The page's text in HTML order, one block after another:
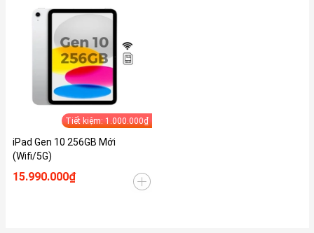
Tiết kiệm: 1.000.000₫
iPad Gen 10 256GB Mới
(Wifi/5G)
15.990.000₫